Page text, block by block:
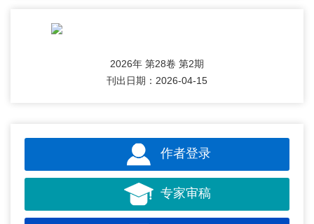
2026年 第28卷 第2期
刊出日期：2026-04-15
作者登录
专家审稿